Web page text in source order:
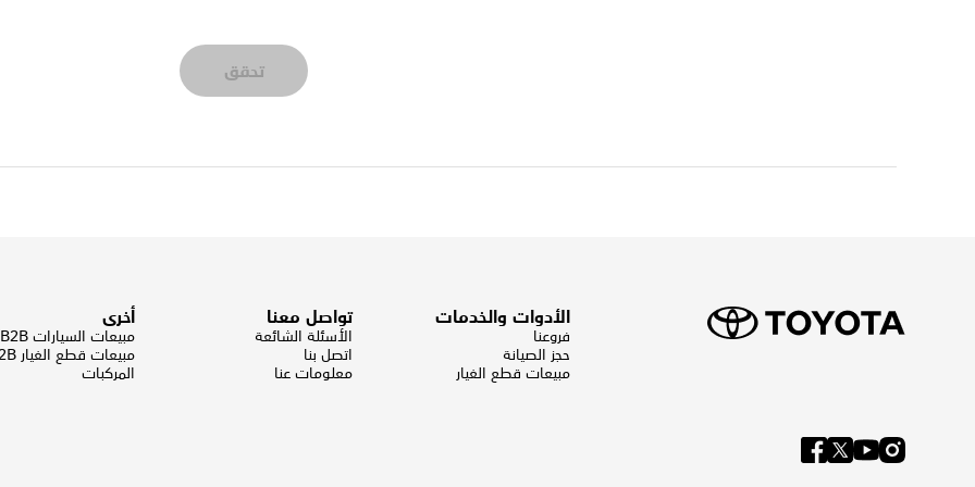
تحقق
الأدوات والخدمات
فروعنا
حجز الصيانة
مبيعات قطع الغيار
تواصل معنا
الأسئلة الشائعة
اتصل بنا
معلومات عنا
أخرى
مبيعات السيارات B2B
مبيعات قطع الغيار B2B
المركبات